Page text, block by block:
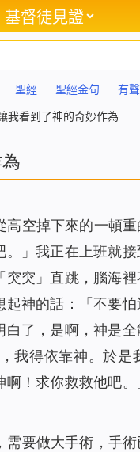
基督徒見證
聖經 聖經金句 有
看到了神的奇妙作為
空掉下來的一頓
」我正在上班就
突」直跳，腦海
起神的話：「不要
白了，是啊，神是
我得依靠神。於是
！求你救救他吧
要做大手術，手